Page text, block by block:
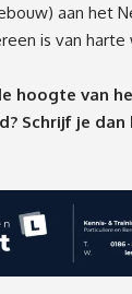
aan het
is van harte
hoogte van
Schrijf je dan